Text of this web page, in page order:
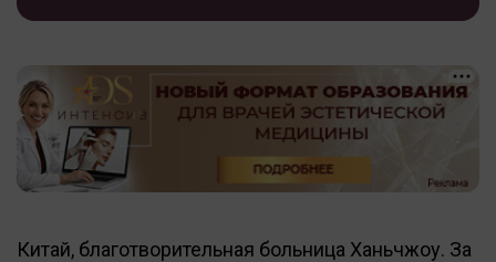
Китай, благотворительная больница Ханьчжоу. За